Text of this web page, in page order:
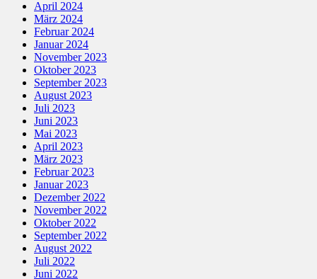
April 2024
März 2024
Februar 2024
Januar 2024
November 2023
Oktober 2023
September 2023
August 2023
Juli 2023
Juni 2023
Mai 2023
April 2023
März 2023
Februar 2023
Januar 2023
Dezember 2022
November 2022
Oktober 2022
September 2022
August 2022
Juli 2022
Juni 2022